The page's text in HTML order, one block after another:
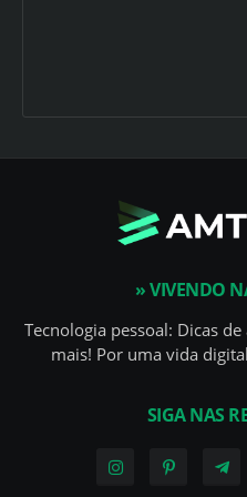
» VIVENDO
Tecnologia pessoal: Dicas
mais! Por uma vida
SIGA NAS